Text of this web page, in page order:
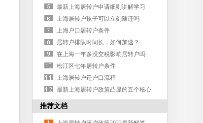
概率0
最新上海居转户申请细则讲解学习
上海居转户孩子可以立刻随迁吗
上海户口居转户条件
居转户排队时间长，如何加速？
在上海一年多没交税影响居转户吗
松江区七年居转户条件
上海居转户迁户口流程
最新上海居转户政策凸显的五个核心
词
推荐文档